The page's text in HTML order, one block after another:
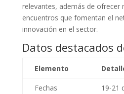
relevantes, además de ofrecer
encuentros que fomentan el
innovación en el sector.
Datos destacados
Elemento
Fechas
19-21